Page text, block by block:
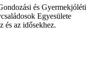
és Gyermekjóléti
Egyesülete
és az idősekhez.